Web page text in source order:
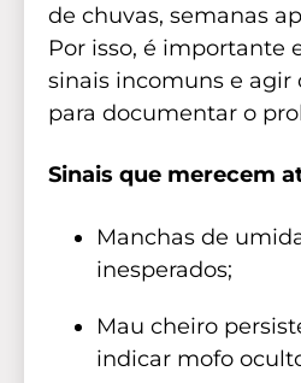
de chuvas, semanas
Por isso, é importante
sinais incomuns e agir
para documentar o
Sinais que merecem
Manchas de
inesperados;
Mau cheiro
indicar mofo